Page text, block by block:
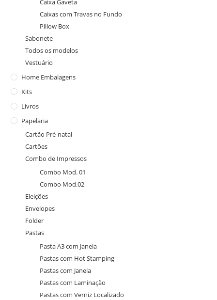
Caixa Gaveta
Caixas com Travas no Fundo
Pillow Box
Sabonete
Todos os modelos
Vestuário
Home Embalagens
Kits
Livros
Papelaria
Cartão Pré-natal
Cartões
Combo de Impressos
Combo Mod. 01
Combo Mod.02
Eleições
Envelopes
Folder
Pastas
Pasta A3 com Janela
Pastas com Hot Stamping
Pastas com Janela
Pastas com Laminação
Pastas com Verniz Localizado